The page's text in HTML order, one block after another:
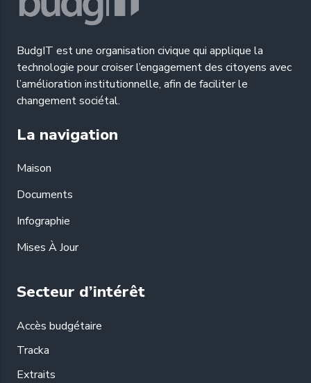
BudgIT est une organisation civique qui applique la
technologie pour croiser l’engagement des citoyens avec
l’amélioration institutionnelle, afin de faciliter le
changement sociétal.
La navigation
Maison
Documents
Infographie
Mises À Jour
Secteur d’intérêt
Accès budgétaire
Tracka
Extraits